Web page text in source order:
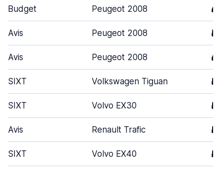
Budget Peugeot 2008 4
Avis Peugeot 2008 5
Avis Peugeot 2008 4
SIXT Volkswagen Tiguan 5
SIXT Volvo EX30 5
Avis Renault Trafic 5
SIXT Volvo EX40 5